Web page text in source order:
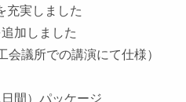
充実しました
加しました
議所での講演にて仕様）
間）パッケージ